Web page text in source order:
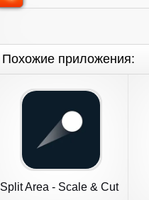
Похожие приложения:
Split Area - Scale & Cut